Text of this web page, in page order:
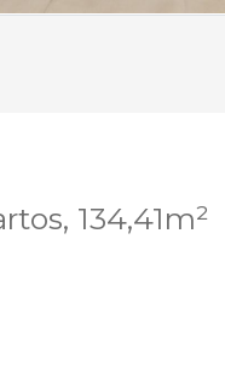
134,41m²